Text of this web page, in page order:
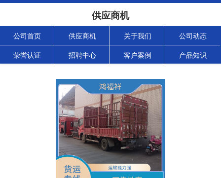
供应商机
公司首页 供应商机 关于我们 公司动态
荣誉认证 招聘中心 客户案例 产品知识